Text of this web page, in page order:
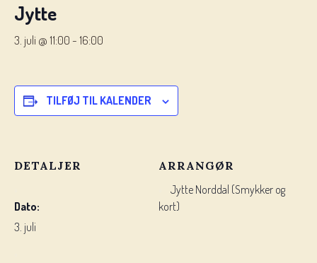
Jytte
3. juli @ 11:00 -16:00
TILFØJ TIL KALENDER
DETALJER
Dato:
3. juli
ARRANGØR
Jytte Norddal (Smykker og
kort)